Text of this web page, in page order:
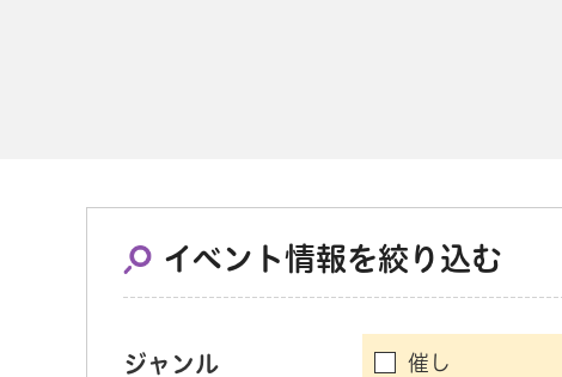
イベント情報を絞り込む
ジャンル 催し